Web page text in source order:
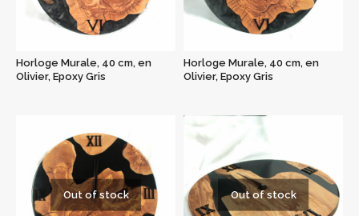
Horloge Murale, 40 cm, en
Olivier, Epoxy Gris
Horloge Murale, 40 cm, en
Olivier, Epoxy Gris
Out of stock Out of stock